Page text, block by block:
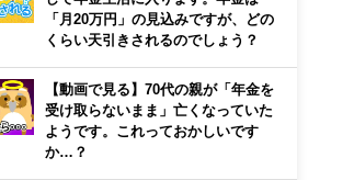
「月20万円」の見込みですが、どの
くらい天引きされるのでしょう？
【動画で見る】70代の親が「年金を
受け取らないまま」亡くなっていた
ようです。これっておかしいです
か…？